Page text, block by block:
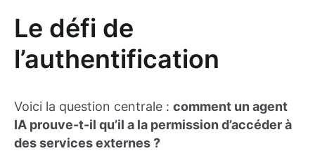
Le défi de
l’authentification
Voici la question centrale : comment un agent
IA prouve-t-il qu’il a la permission d’accéder à
des services externes ?